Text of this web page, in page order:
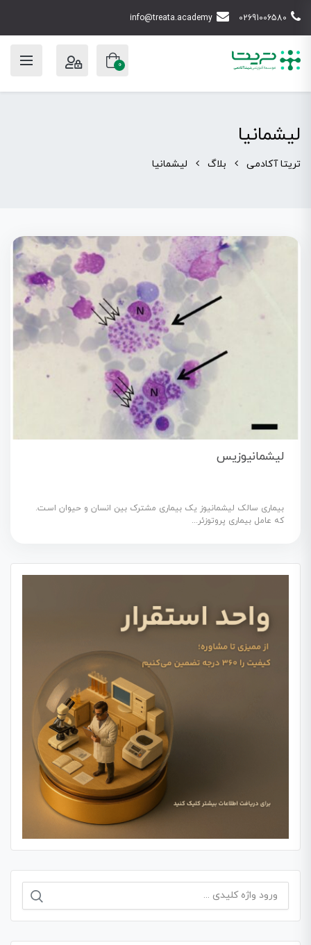
02691006580
info@treata.academy
0
لیشمانیا
تریتا آکادمی بلاگ لیشمانیا
لیشمانیوزیس
بیماری سالک لیشمانیوز یک بیماری مشترک بین انسان و حیوان اسـت.
که عامل بیماری پروتوزئر...
جستجو
برای: